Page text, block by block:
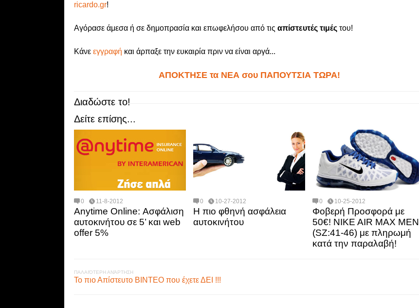
ricardo.gr!
Αγόρασε άμεσα ή σε δημοπρασία και επωφελήσου από τις απίστευτές τιμές του!
Κάνε εγγραφή και άρπαξε την ευκαιρία πριν να είναι αργά...
ΑΠΟΚΤΗΣΕ τα ΝΕΑ σου ΠΑΠΟΥΤΣΙΑ ΤΩΡΑ!
Διαδώστε το!
Δείτε επίσης...
0 11-8-2012
Anytime Online: Ασφάλιση
αυτοκινήτου σε 5’ και web
offer 5%
0 10-27-2012
Η πιο φθηνή ασφάλεια
αυτοκινήτου
0 10-25-2012
Φοβερή Προσφορά με
50€! NIKE AIR MAX MEN
(SZ:41-46) με πληρωμή
κατά την παραλαβή!
ΠΑΛΑΙΌΤΕΡΗ ΑΝΆΡΤΗΣΗ
To πιο Απίστευτο ΒΙΝΤΕΟ που έχετε ΔΕΙ !!!